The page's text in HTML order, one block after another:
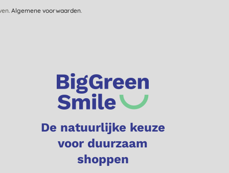
Algemene voorwaarden.
De natuurlijke keuze
voor duurzaam
shoppen